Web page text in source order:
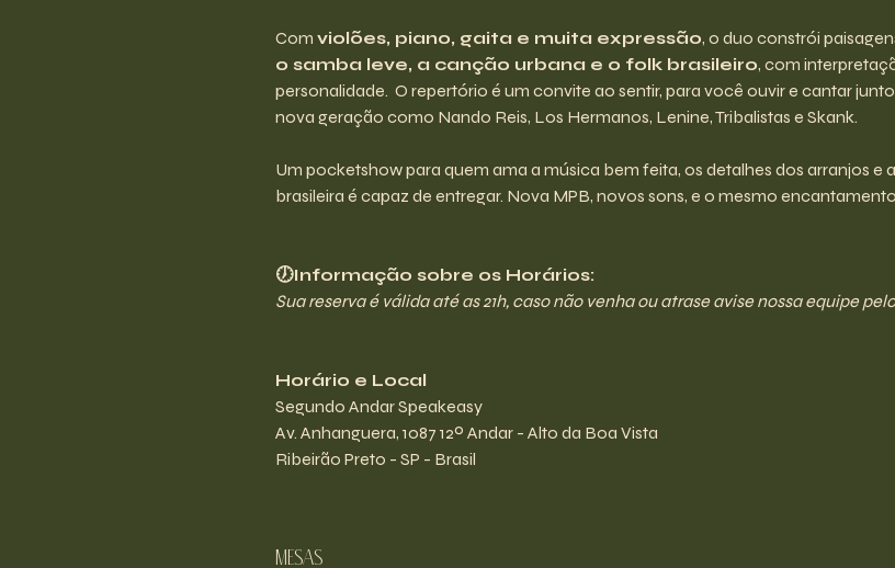
Com violões, piano, gaita e muita expressão, o duo constrói
o samba leve, a canção urbana e o folk brasileiro, com
personalidade.  O repertório é um convite ao sentir, para você ouvir e cantar
nova geração como Nando Reis, Los Hermanos, Lenine, Tribalistas e Skank.
Um pocketshow para quem ama a música bem feita, os detalhes dos arranjos e
brasileira é capaz de entregar. Nova MPB, novos sons, e o mesmo
🕖Informação sobre os Horários:
Sua reserva é válida até as 21h, caso não venha ou atrase avise nossa equipe pelo
Horário e Local
Segundo Andar Speakeasy
Av. Anhanguera, 1087 12º Andar - Alto da Boa Vista
Ribeirão Preto - SP - Brasil
Mesas